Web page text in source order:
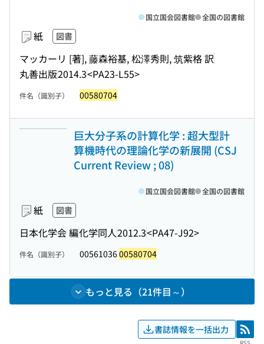
紙 図書
マッカーリ [著], 藤森裕基, 松澤秀則, 筑紫格 訳
丸善出版2014.3<PA23-L55>
国立国会図書館 全国の図書館
件名（識別子） 00580704
巨大分子系の計算化学 : 超大型計
算機時代の理論化学の新展開 (CSJ
Current Review ; 08)
紙 図書
日本化学会 編化学同人2012.3<PA47-J92>
国立国会図書館 全国の図書館
件名（識別子） 0056103600580704
もっと見る（21件目～）
書誌情報を一括出力 RSS